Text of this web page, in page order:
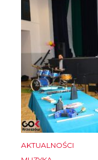
AKTUALNOŚCI